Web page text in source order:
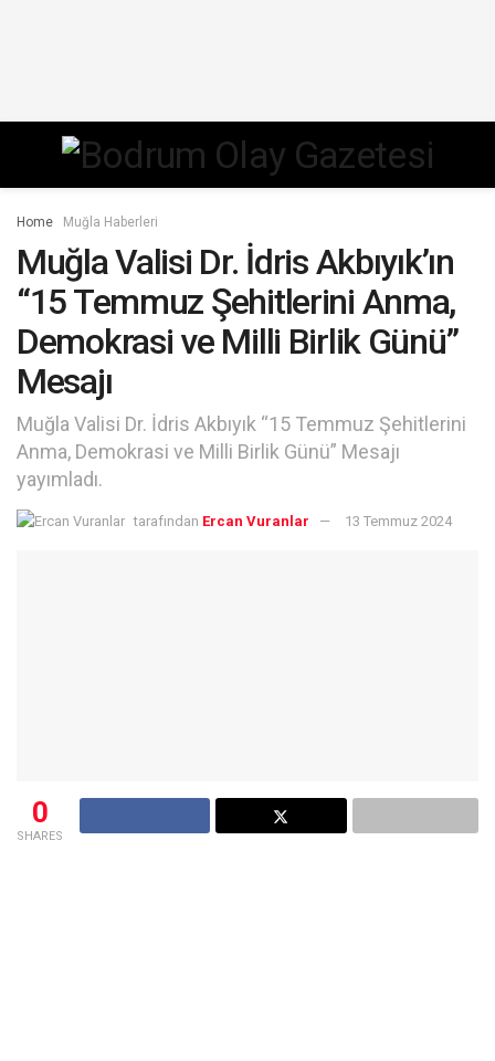
Home Muğla Haberleri
Muğla Valisi Dr. İdris Akbıyık’ın
“15 Temmuz Şehitlerini Anma,
Demokrasi ve Milli Birlik Günü”
Mesajı
Muğla Valisi Dr. İdris Akbıyık “15 Temmuz Şehitlerini
Anma, Demokrasi ve Milli Birlik Günü” Mesajı
yayımladı.
tarafından Ercan Vuranlar 13 Temmuz 2024
0
SHARES